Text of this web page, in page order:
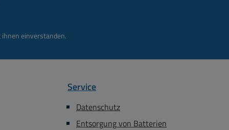
einverstanden.
Service
Datenschutz
Entsorgung von Batterien